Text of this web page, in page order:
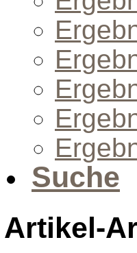
Suche
Artikel-